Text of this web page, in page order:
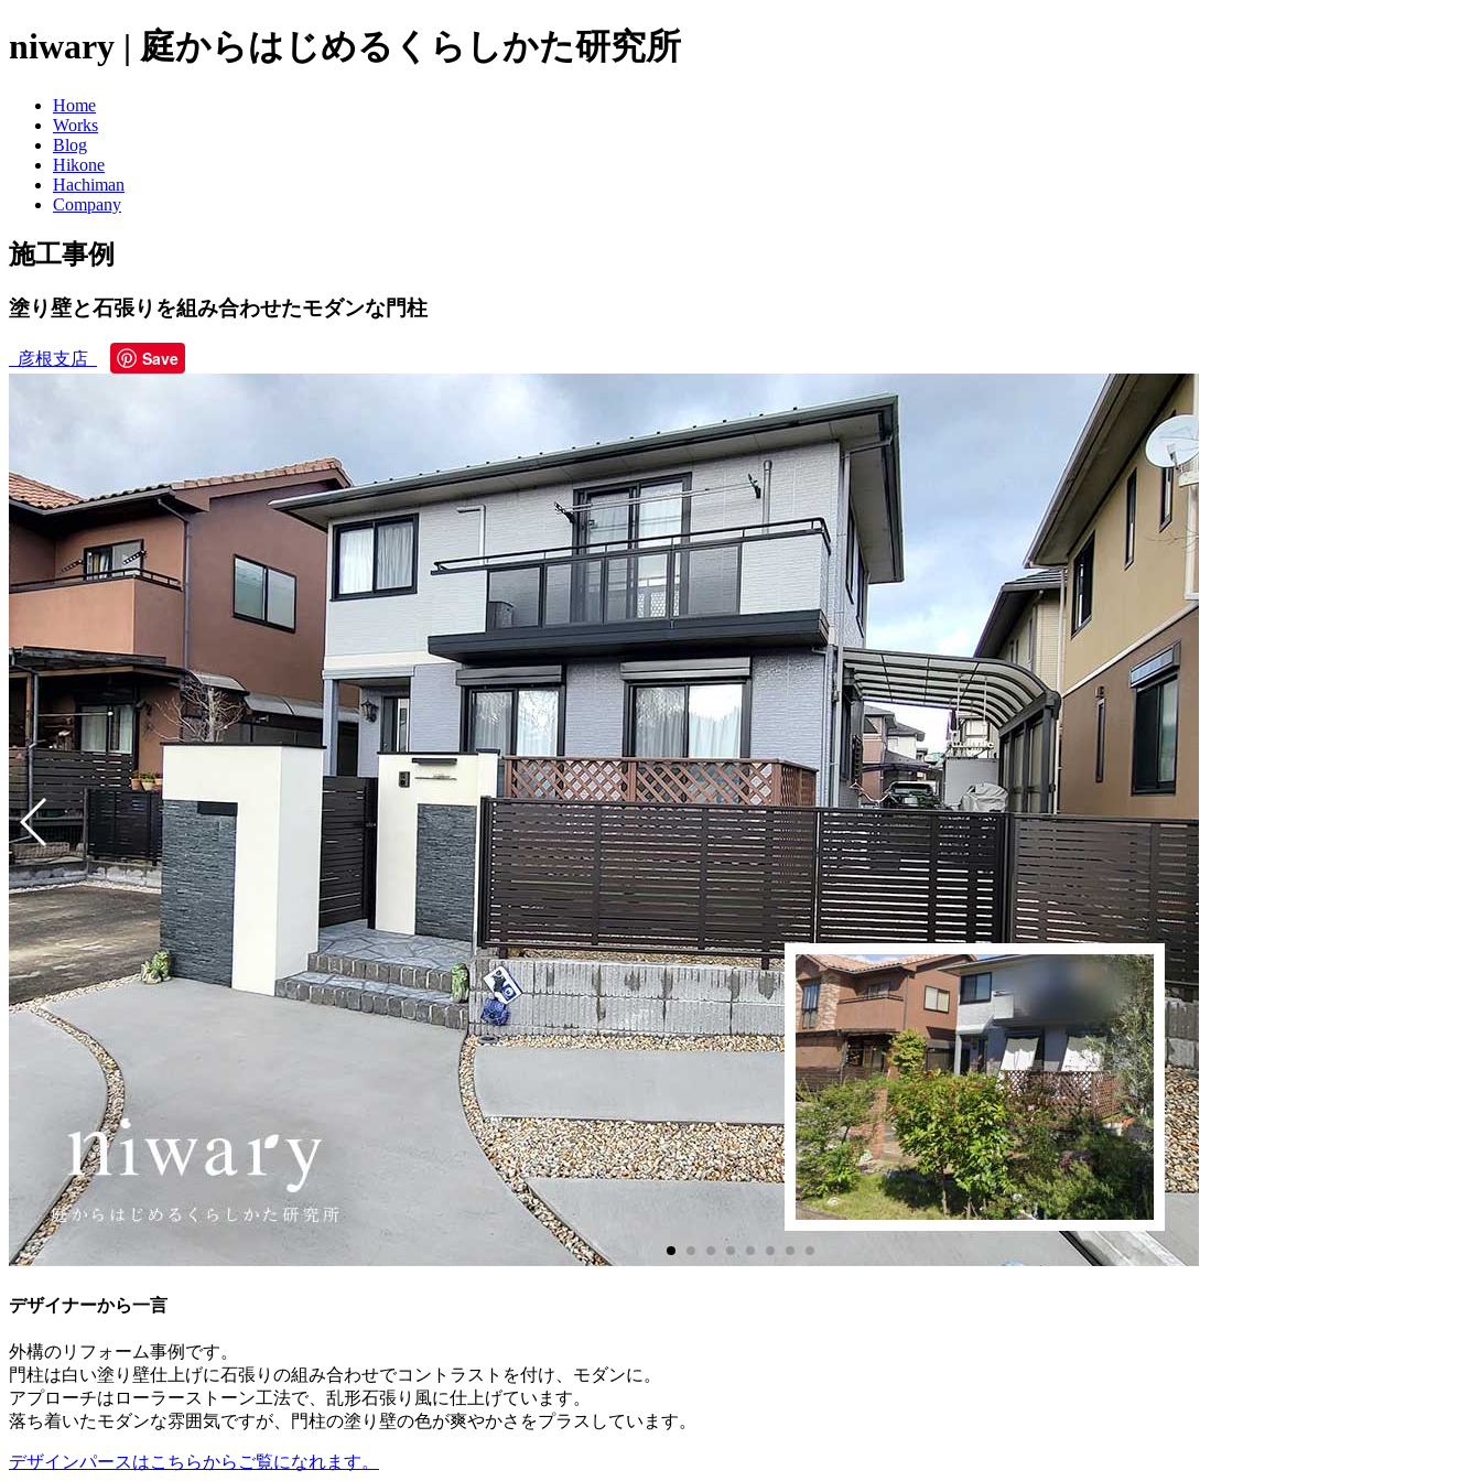
niwary | 庭からはじめるくらしかた研究所
Home
Works
Blog
Hikone
Hachiman
Company
施工事例
塗り壁と石張りを組み合わせたモダンな門柱
彦根支店 Save
デザイナーから一言
外構のリフォーム事例です。
門柱は白い塗り壁仕上げに石張りの組み合わせでコントラストを付け、モダンに。
アプローチはローラーストーン工法で、乱形石張り風に仕上げています。
落ち着いたモダンな雰囲気ですが、門柱の塗り壁の色が爽やかさをプラスしています。
デザインパースはこちらからご覧になれます。